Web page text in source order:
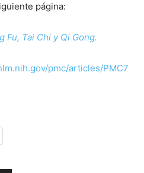
página:
Fu, Tai Chi y Qi Gong.
pmc/articles/PMC7